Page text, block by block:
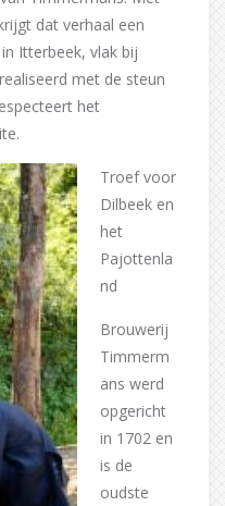
dat verhaal een
Itterbeek, vlak bij
met de steun
het
Troef voor
Dilbeek en
het
Pajottenla
nd
Brouwerij
Timmerm
ans werd
opgericht
in 1702 en
is de
oudste